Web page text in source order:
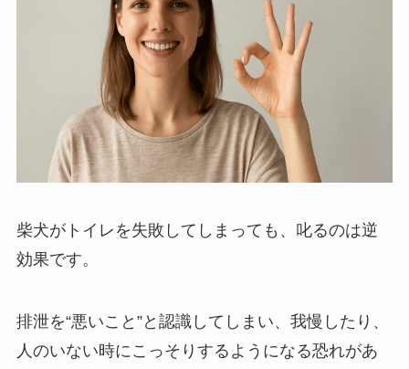
柴犬がトイレを失敗してしまっても、叱るのは逆
効果です。
排泄を“悪いこと”と認識してしまい、我慢したり、
人のいない時にこっそりするようになる恐れがあ